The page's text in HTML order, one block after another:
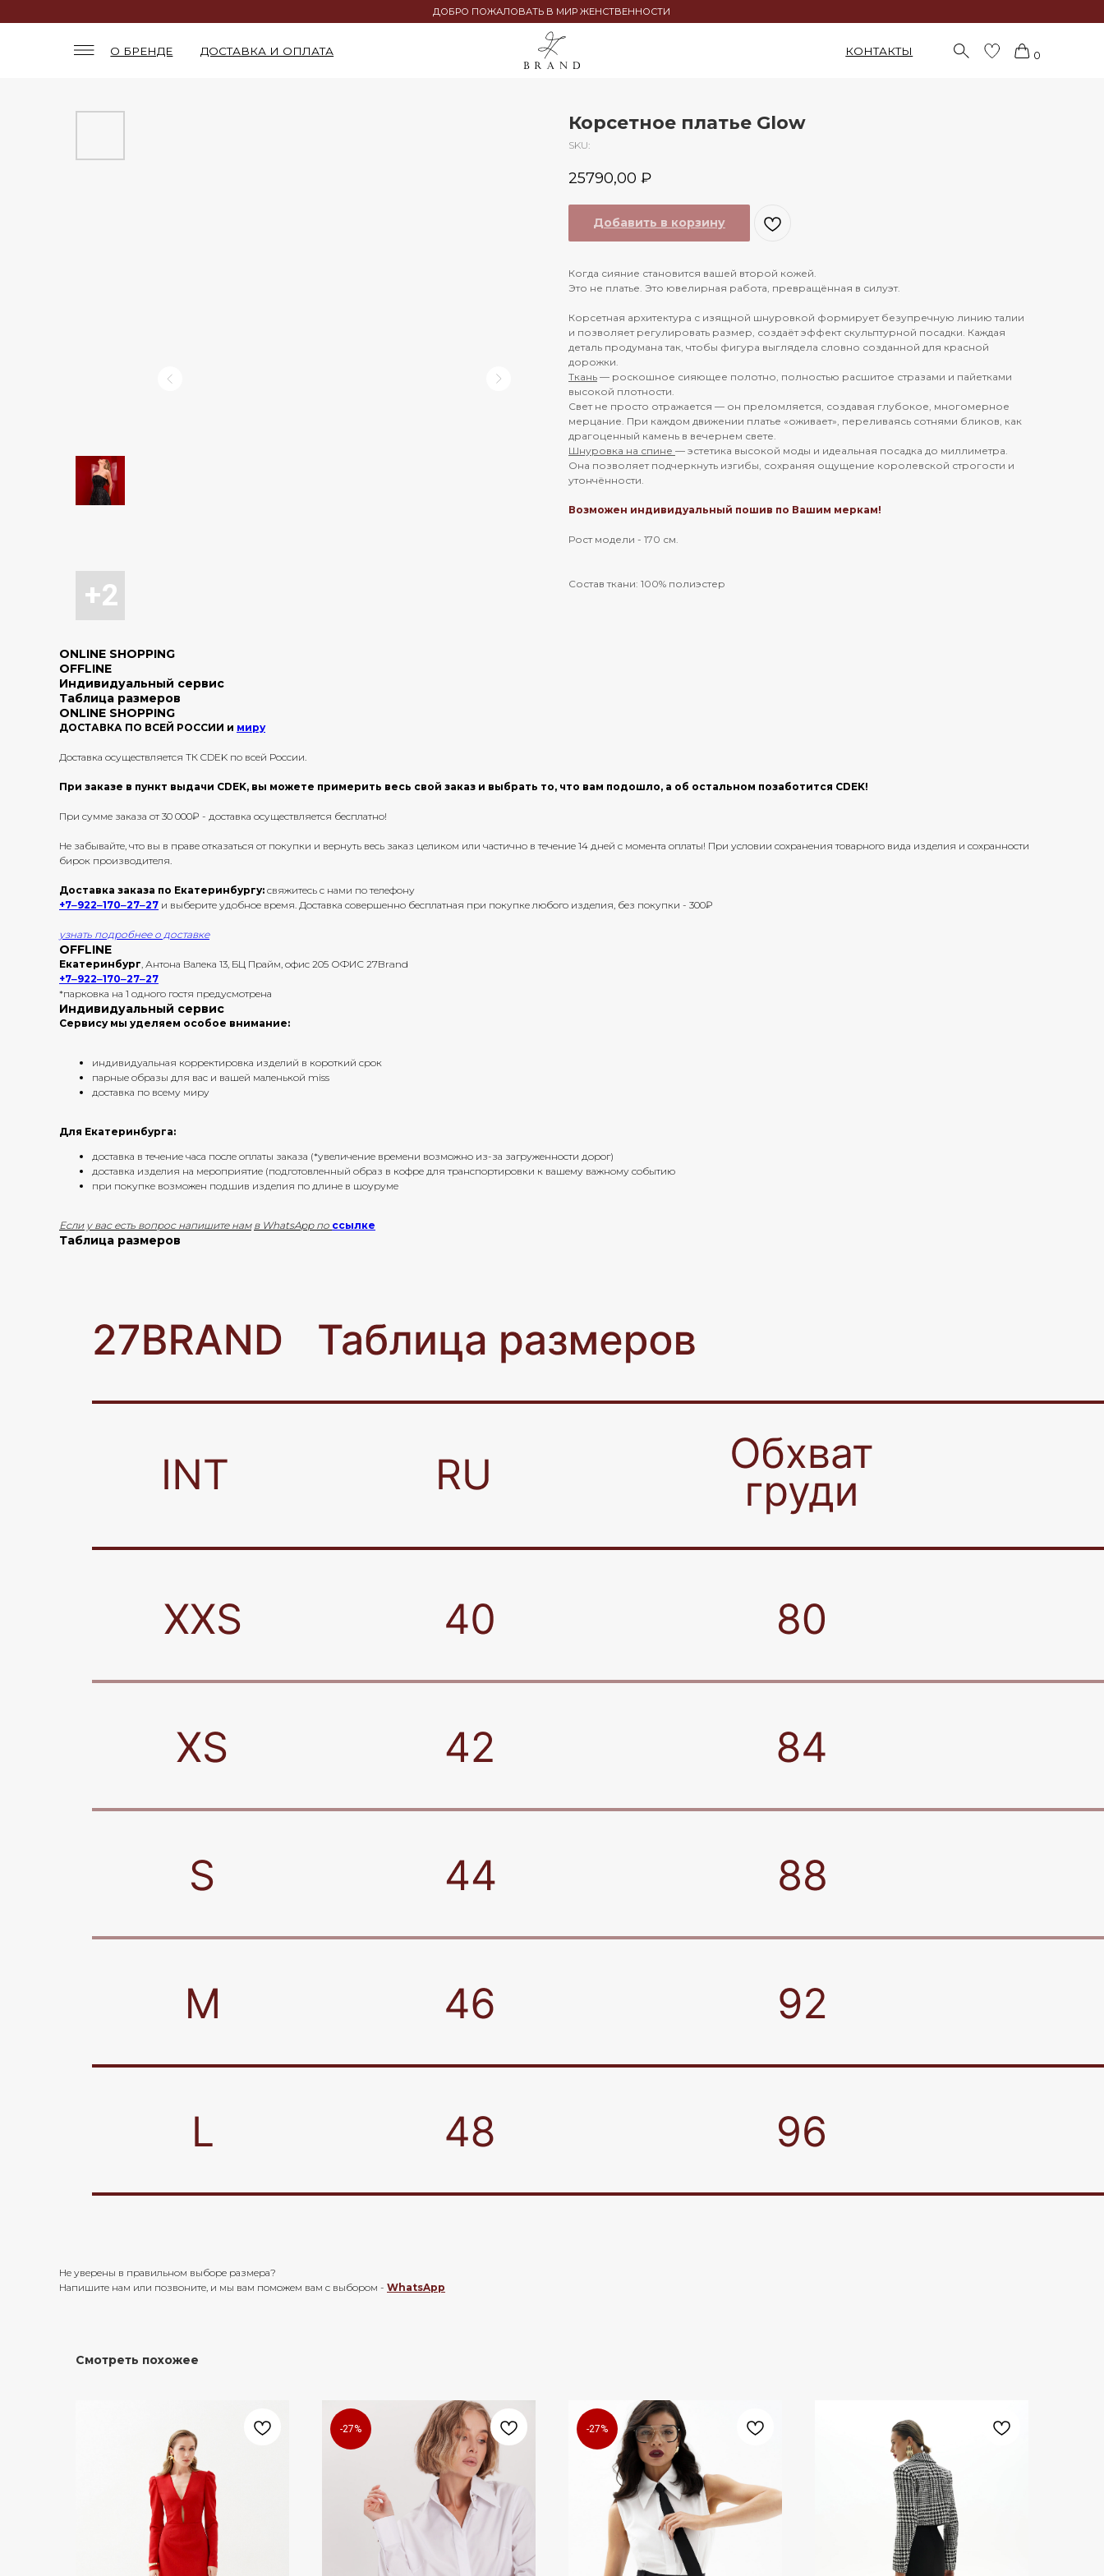
ДОСТАВКА И ОПЛАТА
О БРЕНДЕ
ДОБРО ПОЖАЛОВАТЬ В МИР ЖЕНСТВЕННОСТИ
Корсетное платье Glow
SKU:
25790,00 ₽
Добавить в корзину
Когда сияние становится вашей второй кожей.
Это не платье. Это ювелирная работа, превращённая в силуэт.
Корсетная архитектура с изящной шнуровкой формирует безупречную линию талии
и позволяет регулировать размер, создаёт эффект скульптурной посадки. Каждая
деталь продумана так, чтобы фигура выглядела словно созданной для красной
дорожки.
Ткань — роскошное сияющее полотно, полностью расшитое стразами и пайетками
высокой плотности.
Свет не просто отражается — он преломляется, создавая глубокое, многомерное
мерцание. При каждом движении платье «оживает», переливаясь сотнями бликов, как
драгоценный камень в вечернем свете.
Шнуровка на спине — эстетика высокой моды и идеальная посадка до миллиметра.
Она позволяет подчеркнуть изгибы, сохраняя ощущение королевской строгости и
утончённости.
Возможен индивидуальный пошив по Вашим меркам!
Рост модели - 170 см.
Состав ткани: 100% полиэстер
ONLINE SHOPPING
OFFLINE
Индивидуальный сервис
Таблица размеров
ONLINE SHOPPING
ДОСТАВКА ПО ВСЕЙ РОССИИ и миру
Доставка осуществляется ТК CDEK по всей России.
При заказе в пункт выдачи CDEK, вы можете примерить весь свой заказ и выбрать то, что вам подошло, а об остальном позаботится CDEK!
При сумме заказа от 30 000₽ - доставка осуществляется бесплатно!
Не забывайте, что вы в праве отказаться от покупки и вернуть весь заказ целиком или частично в течение 14 дней с момента оплаты! При условии сохранения товарного вида изделия и сохранности
бирок производителя.
Доставка заказа по Екатеринбургу: свяжитесь с нами по телефону
+7‒922‒170‒27‒27 и выберите удобное время. Доставка совершенно бесплатная при покупке любого изделия, без покупки - 300₽
узнать подробнее о доставке
OFFLINE
Екатеринбург, Антона Валека 13, БЦ Прайм, офис 205 ОФИС 27Brand
+7‒922‒170‒27‒27
*парковка на 1 одного гостя предусмотрена
Индивидуальный сервис
Сервису мы уделяем особое внимание:
индивидуальная корректировка изделий в короткий срок
парные образы для вас и вашей маленькой miss
доставка по всему миру
Для Екатеринбурга:
⁠доставка в течение часа после оплаты заказа (*увеличение времени возможно из-за загруженности дорог)
⁠доставка изделия на мероприятие (подготовленный образ в кофре для транспортировки к вашему важному событию
при покупке возможен подшив изделия по длине в шоуруме
Если у вас есть вопрос напишите нам в WhatsApp по ссылке
Таблица размеров
Не уверены в правильном выборе размера?
Напишите нам или позвоните, и мы вам поможем вам с выбором - WhatsApp
Смотреть похожее
-27% -27%